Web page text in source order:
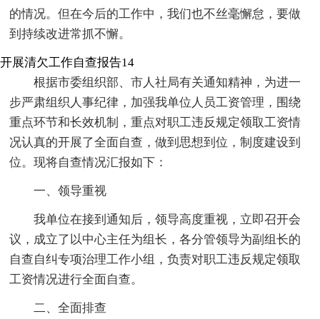
的情况。但在今后的工作中，我们也不丝毫懈怠，要做
到持续改进常抓不懈。
开展清欠工作自查报告14
根据市委组织部、市人社局有关通知精神，为进一
步严肃组织人事纪律，加强我单位人员工资管理，围绕
重点环节和长效机制，重点对职工违反规定领取工资情
况认真的开展了全面自查，做到思想到位，制度建设到
位。现将自查情况汇报如下：
一、领导重视
我单位在接到通知后，领导高度重视，立即召开会
议，成立了以中心主任为组长，各分管领导为副组长的
自查自纠专项治理工作小组，负责对职工违反规定领取
工资情况进行全面自查。
二、全面排查